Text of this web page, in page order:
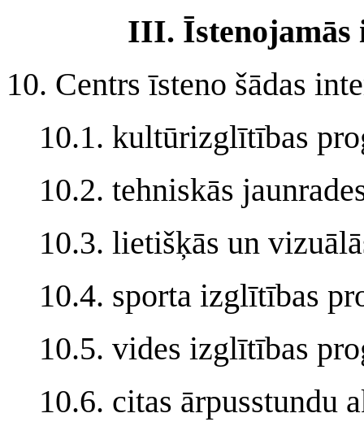
III. Īstenojamās
10. Centrs īsteno šādas
10.1. kultūrizglītības
10.2. tehniskās
10.3. lietišķās un
10.4. sporta izglītības
10.5. vides izglītības
10.6. citas ārpusstundu